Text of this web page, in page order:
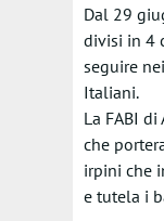
Dal 29
divisi in 4
seguire
Italiani.
La FABI
che
irpini che
e tutela i